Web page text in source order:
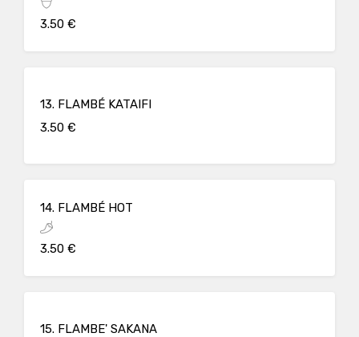
3.50 €
13. FLAMBÉ KATAIFI
3.50 €
14. FLAMBÉ HOT
3.50 €
15. FLAMBE' SAKANA